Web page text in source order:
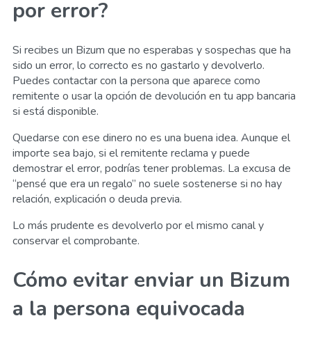
por error?
Si recibes un Bizum que no esperabas y sospechas que ha
sido un error, lo correcto es no gastarlo y devolverlo.
Puedes contactar con la persona que aparece como
remitente o usar la opción de devolución en tu app bancaria
si está disponible.
Quedarse con ese dinero no es una buena idea. Aunque el
importe sea bajo, si el remitente reclama y puede
demostrar el error, podrías tener problemas. La excusa de
“pensé que era un regalo” no suele sostenerse si no hay
relación, explicación o deuda previa.
Lo más prudente es devolverlo por el mismo canal y
conservar el comprobante.
Cómo evitar enviar un Bizum
a la persona equivocada